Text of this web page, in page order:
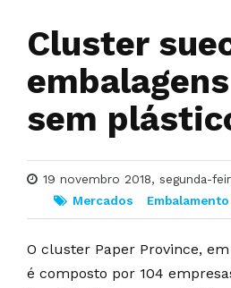
Cluster
sem
19 novembro 2018, segunda-
Mercados
O cluster Paper Province,
é composto por 104